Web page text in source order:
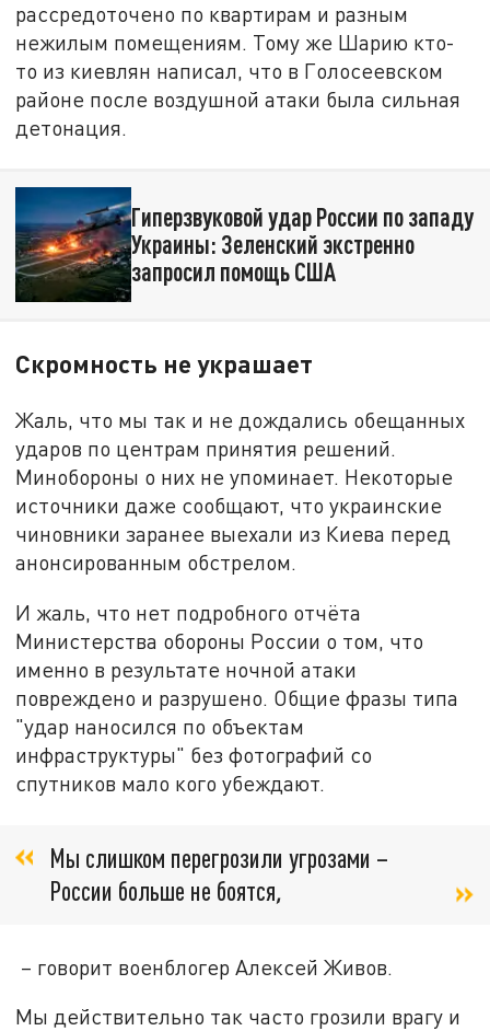
рассредоточено по квартирам и разным
нежилым помещениям. Тому же Шарию кто-
то из киевлян написал, что в Голосеевском
районе после воздушной атаки была сильная
детонация.
Гиперзвуковой удар России по западу
Украины: Зеленский экстренно
запросил помощь США
Скромность не украшает
Жаль, что мы так и не дождались обещанных
ударов по центрам принятия решений.
Минобороны о них не упоминает. Некоторые
источники даже сообщают, что украинские
чиновники заранее выехали из Киева перед
анонсированным обстрелом.
И жаль, что нет подробного отчёта
Министерства обороны России о том, что
именно в результате ночной атаки
повреждено и разрушено. Общие фразы типа
"удар наносился по объектам
инфраструктуры" без фотографий со
спутников мало кого убеждают.
Мы слишком перегрозили угрозами –
России больше не боятся,
– говорит военблогер Алексей Живов.
Мы действительно так часто грозили врагу и